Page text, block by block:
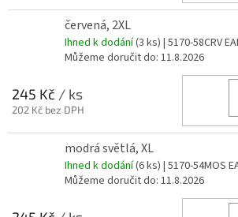
červená, 2XL
Ihned k dodání(3 ks) | 5170-58CRV
Můžeme doručit do: 11.8.2026
245 Kč / ks
202 Kč bez DPH
modrá světlá, XL
Ihned k dodání(6 ks) | 5170-54MOS
Můžeme doručit do: 11.8.2026